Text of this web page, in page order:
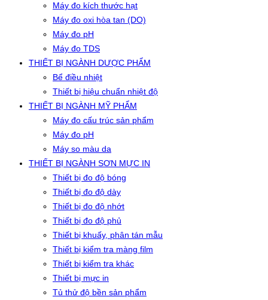
Máy đo kích thước hạt
Máy đo oxi hòa tan (DO)
Máy đo pH
Máy đo TDS
THIẾT BỊ NGÀNH DƯỢC PHẨM
Bể điều nhiệt
Thiết bị hiệu chuẩn nhiệt độ
THIẾT BỊ NGÀNH MỸ PHẨM
Máy đo cấu trúc sản phẩm
Máy đo pH
Máy so màu da
THIẾT BỊ NGÀNH SƠN MỰC IN
Thiết bị đo độ bóng
Thiết bị đo độ dày
Thiết bị đo độ nhớt
Thiết bị đo độ phủ
Thiết bị khuấy, phân tán mẫu
Thiết bị kiểm tra màng film
Thiết bị kiểm tra khác
Thiết bị mực in
Tủ thử độ bền sản phẩm